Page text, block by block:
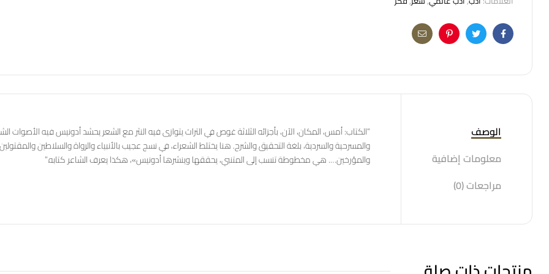
Facebook
Twitter
Pinterest
Email
الوصف
معلومات إضافية
مراجعات (0)
“الكتاب: أمس، المكان، الآن، بأجزائه الثلاثة غوص في التراث يتوازى فيه النثر مع الشعر يحشد أدونيس فيه الأصوات
والمسرحية والسردية، بلغة التحقيق والشرح. هنا يختلط الشعراء، في نسج عجيب بالأنبياء والرواة والسلاطين والمقتولين
والمؤرخين…. هي مخطوطة تنسب إلى المتنبي، يحققها وينشرها أدونيس»، هكذا يعرف الشاعر كتابه.”